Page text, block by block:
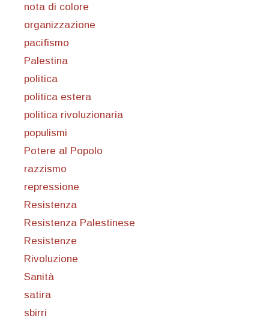
nota di colore
organizzazione
pacifismo
Palestina
politica
politica estera
politica rivoluzionaria
populismi
Potere al Popolo
razzismo
repressione
Resistenza
Resistenza Palestinese
Resistenze
Rivoluzione
Sanità
satira
sbirri